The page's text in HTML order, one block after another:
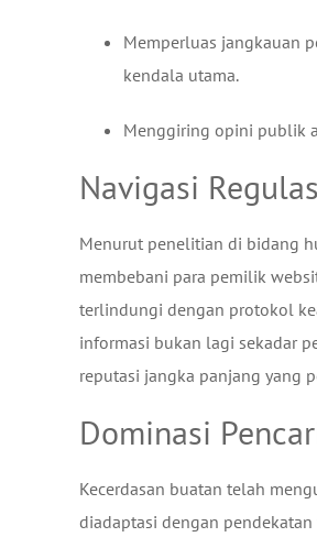
Memperluas jangkauan
kendala utama.
Menggiring opini publik
Navigasi
Menurut penelitian di bidang
membebani para pemilik
terlindungi dengan protokol
informasi bukan lagi sekadar
reputasi jangka panjang yang
Dominasi
Kecerdasan buatan telah
diadaptasi dengan